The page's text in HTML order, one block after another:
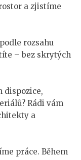
a zjistíme
rozsahu
– bez skrytých
dispozice,
Rádi vám
a
práce. Během